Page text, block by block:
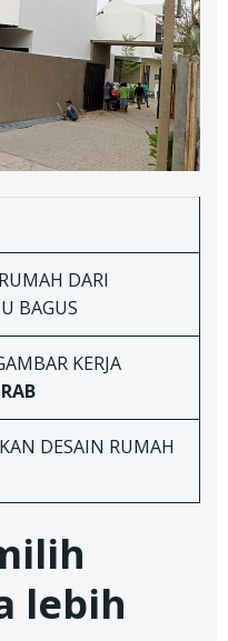
DARI
BAGUS
KERJA
DESAIN RUMAH
lebih